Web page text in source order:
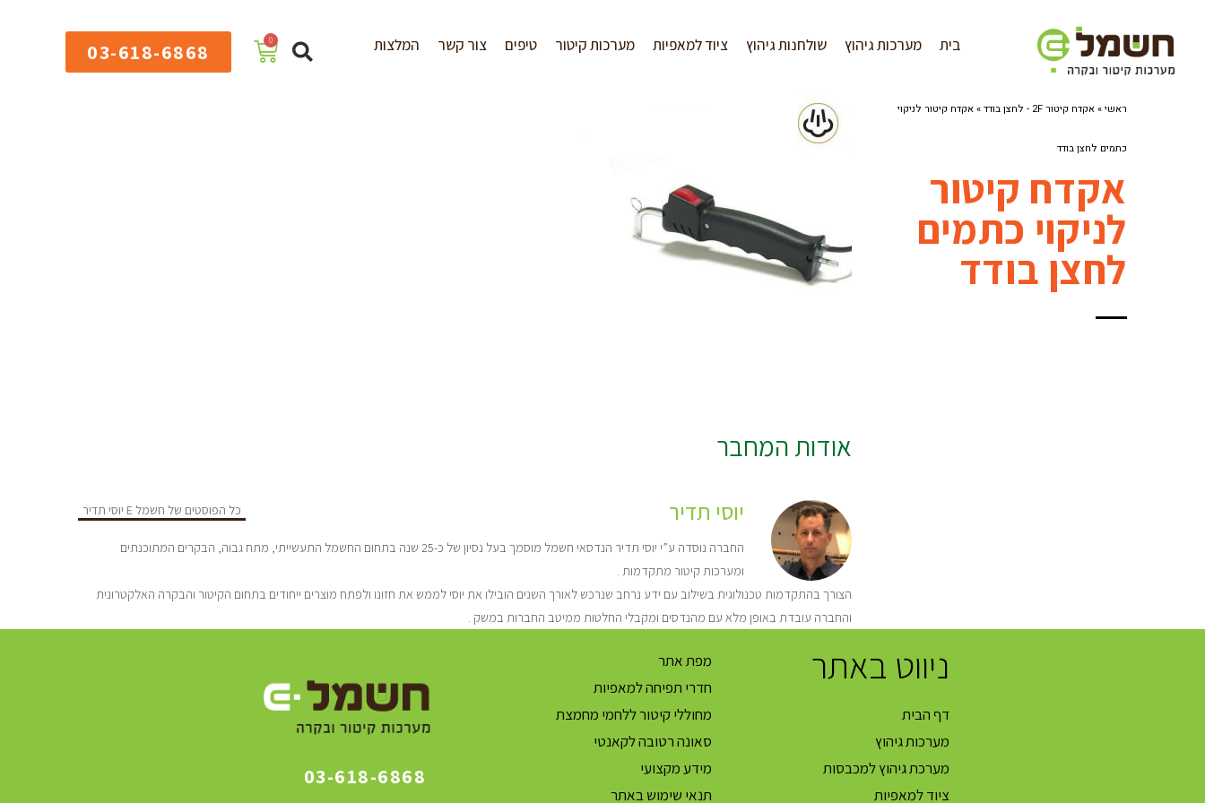
בית
מערכות גיהוץ שולחנות גיהוץ ציוד למאפיות מערכות קיטור טיפים צור קשר המלצות 0
03-618-6868
ראשי»אקדח קיטור 2F - לחצן בודד »אקדח קיטור לניקוי
כתמים לחצן בודד
אקדח קיטור
לניקוי כתמים
לחצן בודד
אודות המחבר
יוסי תדיר כל הפוסטים של חשמל E יוסי תדיר
החברה נוסדה ע”י יוסי תדיר הנדסאי חשמל מוסמך בעל נסיון של כ-25 שנה בתחום החשמל התעשייתי, מתח גבוה, הבקרים המתוכנתים
ומערכות קיטור מתקדמות .
הצורך בהתקדמות טכנולוגית בשילוב עם ידע נרחב שנרכש לאורך השנים הובילו את יוסי לממש את חזונו ולפתח מוצרים ייחודים בתחום הקיטור והבקרה האלקטרונית
והחברה עובדת באופן מלא עם מהנדסים ומקבלי החלטות ממיטב החברות במשק .
ניווט באתר
דף הבית
מערכות גיהוץ
מערכת גיהוץ למכבסות
ציוד למאפיות
מפת אתר
חדרי תפיחה למאפיות
מחוללי קיטור ללחמי מחמצת
סאונה רטובה לקאנטי
מידע מקצועי
תנאי שימוש באתר
03-618-6868